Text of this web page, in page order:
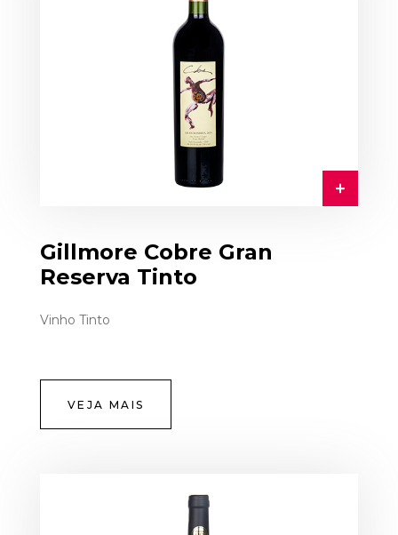
Gillmore Cobre Gran
Reserva Tinto
Vinho Tinto
VEJA MAIS